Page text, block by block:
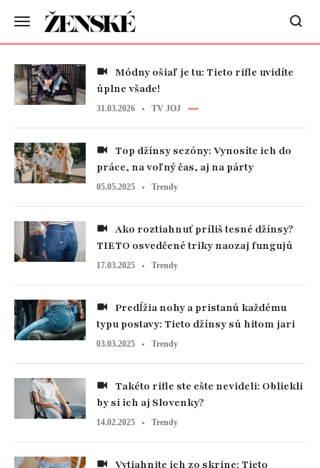
úplne všade!
31.03.2026 TV JOJ
práce, na voľný čas, aj na párty
05.05.2025 Trendy
TIETO osvedčené triky naozaj fungujú
17.03.2025 Trendy
typu postavy: Tieto džínsy sú hitom jari
03.03.2025 Trendy
by si ich aj Slovenky?
14.02.2025 Trendy